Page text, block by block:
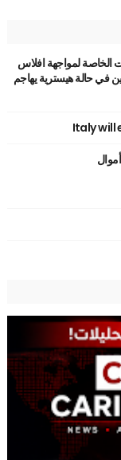
الخاصة لمواجهة افلاس
حالة هيسترية يهاجم
Italy will